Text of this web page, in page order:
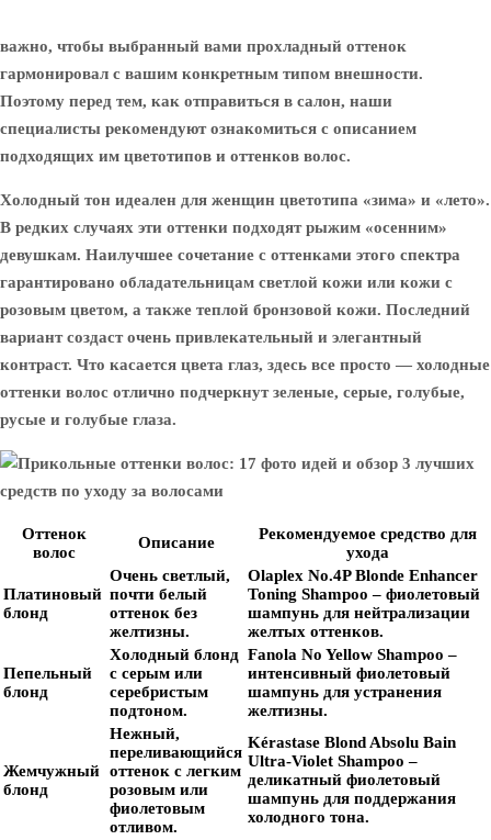
важно, чтобы выбранный вами прохладный оттенок
гармонировал с вашим конкретным типом внешности.
Поэтому перед тем, как отправиться в салон, наши
специалисты рекомендуют ознакомиться с описанием
подходящих им цветотипов и оттенков волос.
Холодный тон идеален для женщин цветотипа «зима» и «лето».
В редких случаях эти оттенки подходят рыжим «осенним»
девушкам. Наилучшее сочетание с оттенками этого спектра
гарантировано обладательницам светлой кожи или кожи с
розовым цветом, а также теплой бронзовой кожи. Последний
вариант создаст очень привлекательный и элегантный
контраст. Что касается цвета глаз, здесь все просто — холодные
оттенки волос отлично подчеркнут зеленые, серые, голубые,
русые и голубые глаза.
Оттенок
волос
Описание
Рекомендуемое средство для
ухода
Платиновый
блонд
Очень светлый,
почти белый
оттенок без
желтизны.
Olaplex No.4P Blonde Enhancer
Toning Shampoo – фиолетовый
шампунь для нейтрализации
желтых оттенков.
Пепельный
блонд
Холодный блонд
с серым или
серебристым
подтоном.
Fanola No Yellow Shampoo –
интенсивный фиолетовый
шампунь для устранения
желтизны.
Жемчужный
блонд
Нежный,
переливающийся
оттенок с легким
розовым или
фиолетовым
отливом.
Kérastase Blond Absolu Bain
Ultra-Violet Shampoo –
деликатный фиолетовый
шампунь для поддержания
холодного тона.